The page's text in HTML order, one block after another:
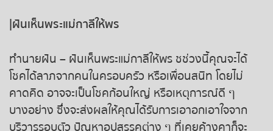
|ฝันเห็นพระแม่กาลีให้พร
ทำนายฝัน – ฝันเห็นพระแม่กาลีให้พร ชช่วงนี้คุณจะได้
โชคได้ลาภจากคนในครอบครัว หรือเพื่อนสนิท โดยไม่
คาดคิด อาจจะเป็นโชคก้อนใหญ่ หรือเหตุการณ์ดี ๆ
บางอย่าง ซึ่งจะส่งผลให้คุณได้รับการเอาอกเอาใจจาก
บริวารรอบตัว ปัญหาอุปสรรคต่าง ๆ ที่เคยค้างคาก็จะ